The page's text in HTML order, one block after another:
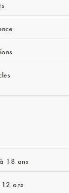
18 ans
ans